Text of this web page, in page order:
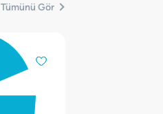
Tümünü Gör